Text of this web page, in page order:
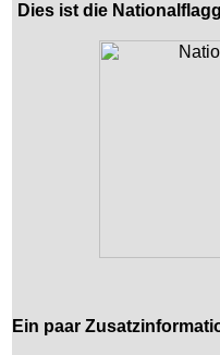
Dies ist die
Ein paar